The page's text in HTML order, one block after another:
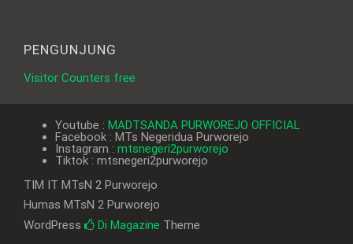
PENGUNJUNG
Visitor Counters free
Youtube : MADTSANDA PURWOREJO OFFICIAL
Facebook : MTs Negeridua Purworejo
Instagram : mtsnegeri2purworejo
Tiktok : mtsnegeri2purworejo
TIM IT MTsN 2 Purworejo
Humas MTsN 2 Purworejo
WordPress
Di Magazine Theme